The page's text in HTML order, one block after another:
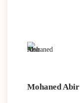
Mohaned Abir